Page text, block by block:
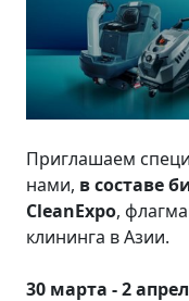
Приглашаем
нами, в составе
CleanExpo,
клининга в Азии.
30 марта - 2